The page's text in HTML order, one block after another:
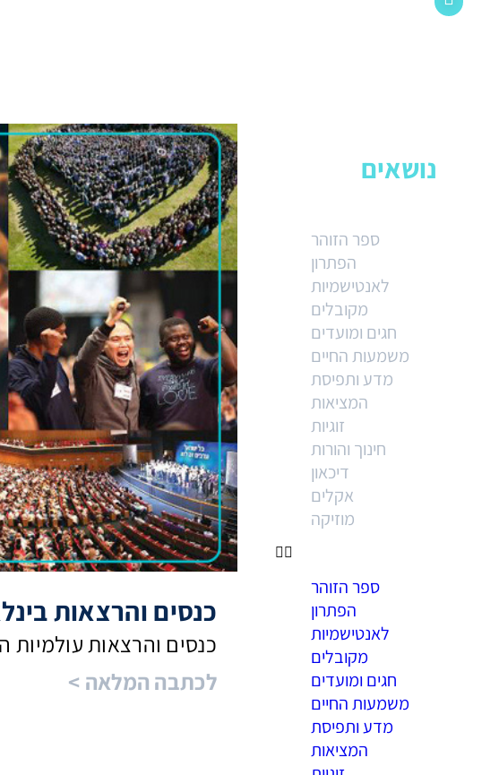
כנסים והרצאות
כנסים והרצאות עולמיות
< לכתבה המלאה
נושאים
ספר הזוהר
הפתרון
לאנטישמיות
מקובלים
חגים ומועדים
משמעות החיים
מדע ותפיסת
המציאות
זוגיות
חינוך והורות
דיכאון
אקלים
מוזיקה
ספר הזוהר
הפתרון
לאנטישמיות
מקובלים
חגים ומועדים
משמעות החיים
מדע ותפיסת
המציאות